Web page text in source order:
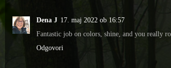
Dena J 17. maj 2022 ob 16:57
Fantastic job on colors, shine, and you really
Odgovori